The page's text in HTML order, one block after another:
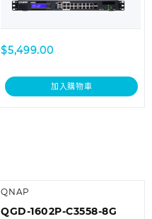
$5,499.00
加入購物車
QNAP
QGD-1602P-C3558-8G